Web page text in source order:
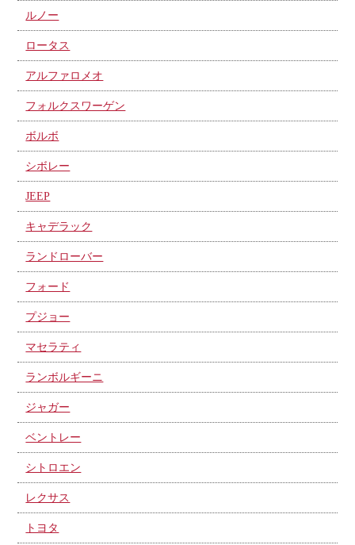
ルノー
ロータス
アルファロメオ
フォルクスワーゲン
ボルボ
シボレー
JEEP
キャデラック
ランドローバー
フォード
プジョー
マセラティ
ランボルギーニ
ジャガー
ベントレー
シトロエン
レクサス
トヨタ